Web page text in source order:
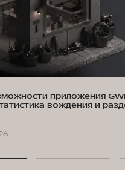
приложения
вождения и